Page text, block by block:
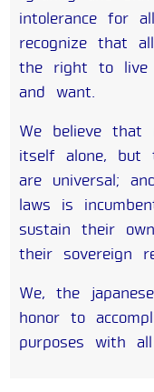
intolerance for
recognize that
the right to live
and want.
We believe that
itself alone, but
are universal;
laws is
sustain their
their sovereign
We, the
honor to
purposes with